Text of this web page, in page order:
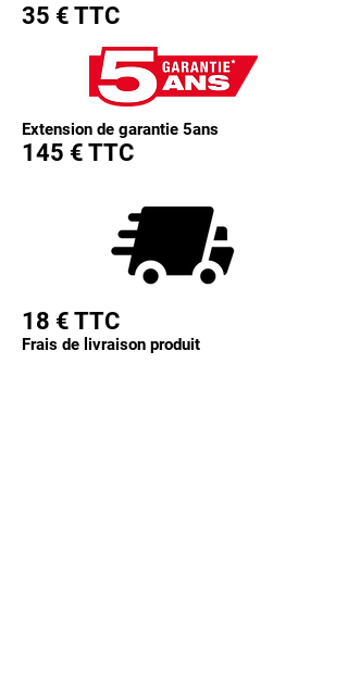
35 € TTC
Extension de garantie 5ans
145 € TTC
18 € TTC
Frais de livraison produit